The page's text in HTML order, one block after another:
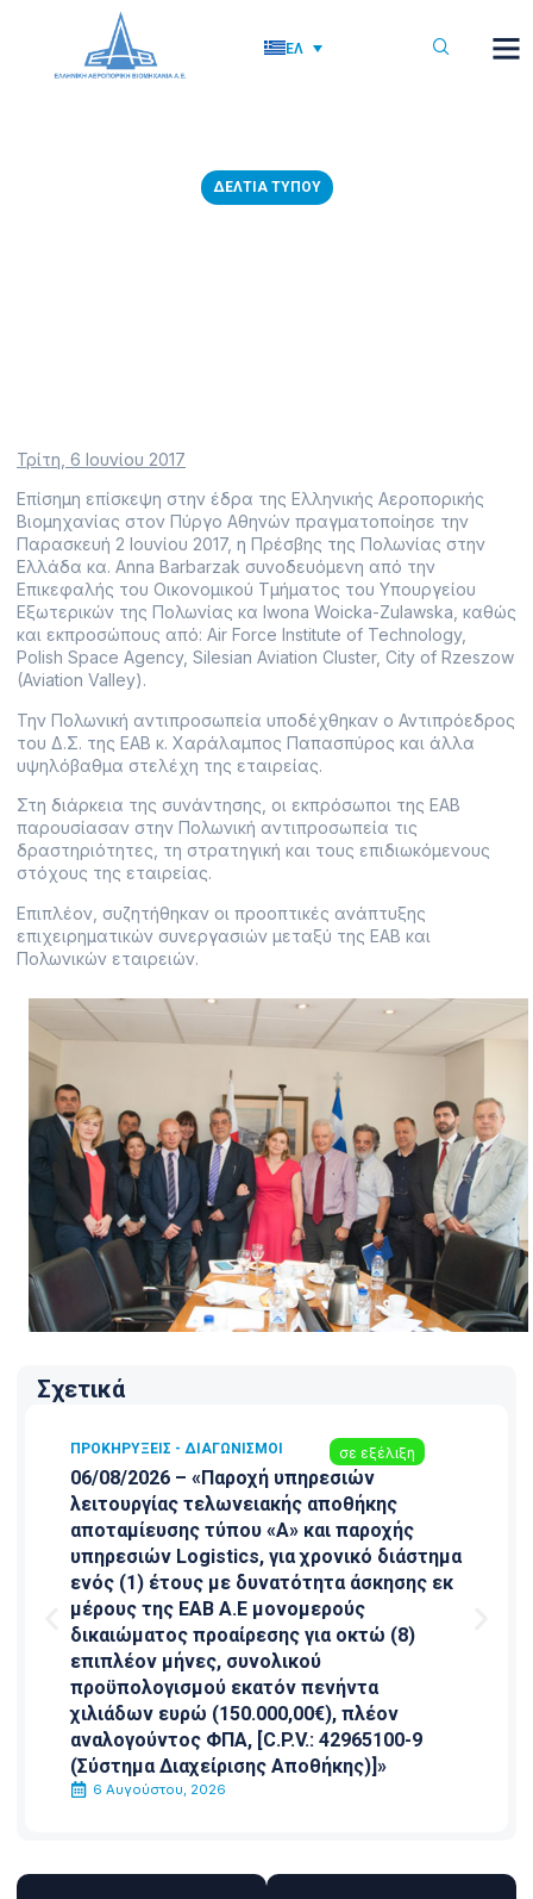
ΕΛ
ΔΕΛΤΊΑ ΤΎΠΟΥ
Τρίτη, 6 Ιουνίου 2017
Επίσημη επίσκεψη στην έδρα της Ελληνικής Αεροπορικής
Βιομηχανίας στον Πύργο Αθηνών πραγματοποίησε την
Παρασκευή 2 Ιουνίου 2017, η Πρέσβης της Πολωνίας στην
Ελλάδα κα. Anna Barbarzak συνοδευόμενη από την
Επικεφαλής του Οικονομικού Τμήματος του Υπουργείου
Εξωτερικών της Πολωνίας κα Iwona Woicka-Zulawska, καθώς
και εκπροσώπους από: Air Force Institute of Technology,
Polish Space Agency, Silesian Aviation Cluster, City of Rzeszow
(Aviation Valley).
Την Πολωνική αντιπροσωπεία υποδέχθηκαν ο Αντιπρόεδρος
του Δ.Σ. της ΕΑΒ κ. Χαράλαμπος Παπασπύρος και άλλα
υψηλόβαθμα στελέχη της εταιρείας.
Στη διάρκεια της συνάντησης, οι εκπρόσωποι της ΕΑΒ
παρουσίασαν στην Πολωνική αντιπροσωπεία τις
δραστηριότητες, τη στρατηγική και τους επιδιωκόμενους
στόχους της εταιρείας.
Επιπλέον, συζητήθηκαν οι προοπτικές ανάπτυξης
επιχειρηματικών συνεργασιών μεταξύ της ΕΑΒ και
Πολωνικών εταιρειών.
Σχετικά
ΠΡΟΚΗΡΎΞΕΙΣ - ΔΙΑΓΩΝΙΣΜΟΊ σε εξέλιξη
06/08/2026 – «Παροχή υπηρεσιών
λειτουργίας τελωνειακής αποθήκης
αποταμίευσης τύπου «Α» και παροχής
υπηρεσιών Logistics, για χρονικό διάστημα
ενός (1) έτους με δυνατότητα άσκησης εκ
μέρους της ΕΑΒ Α.Ε μονομερούς
δικαιώματος προαίρεσης για οκτώ (8)
επιπλέον μήνες, συνολικού
προϋπολογισμού εκατόν πενήντα
χιλιάδων ευρώ (150.000,00€), πλέον
αναλογούντος ΦΠΑ, [C.P.V.: 42965100-9
(Σύστημα Διαχείρισης Αποθήκης)]»
6 Αυγούστου, 2026